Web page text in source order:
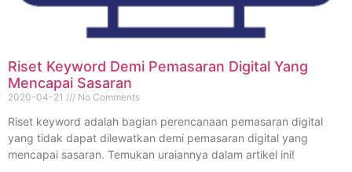
Riset Keyword Demi Pemasaran Digital Yang
Mencapai Sasaran
2020-04-21 No Comments
Riset keyword adalah bagian perencanaan pemasaran digital
yang tidak dapat dilewatkan demi pemasaran digital yang
mencapai sasaran. Temukan uraiannya dalam artikel ini!